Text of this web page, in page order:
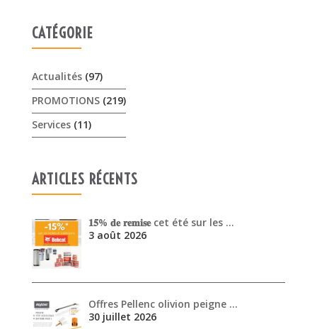
Services(11)
ARTICLES RÉCENTS
𝟏𝟓% 𝐝𝐞 𝐫𝐞𝐦𝐢𝐬𝐞 cet été sur les …
Offres Pellenc olivion peigne …
30 juillet 2026
Venez découvrir les performanc…
30 juin 2026